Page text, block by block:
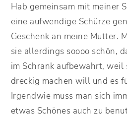
Hab gemeinsam mit meiner
eine aufwendige Schürze
Geschenk an meine Mutter.
sie allerdings soooo schön,
im Schrank aufbewahrt, weil
dreckig machen will und es
Irgendwie muss man sich
etwas Schönes auch zu